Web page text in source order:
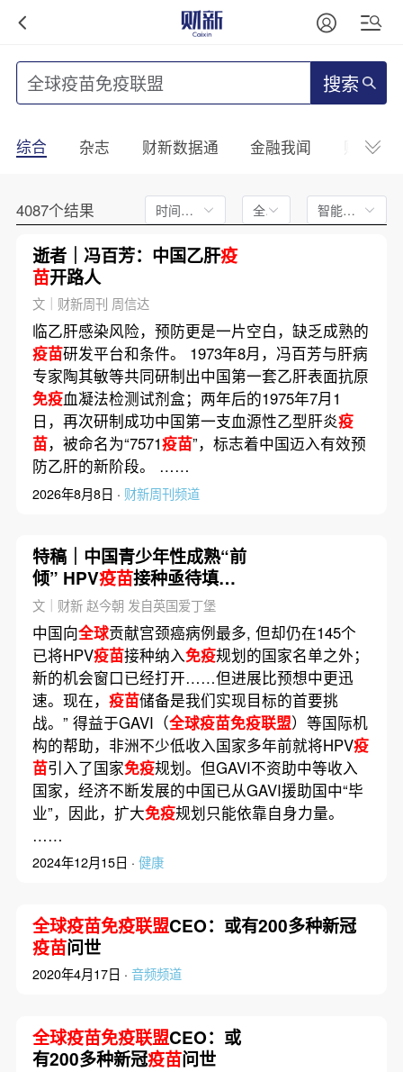
搜索
综合 杂志 财新数据通 金融我闻 财新
4087个结果 时间不限 全文 智能排序
逝者｜冯百芳：中国乙肝疫
苗开路人
文｜财新周刊 周信达
临乙肝感染风险，预防更是一片空白，缺乏成熟的
疫苗研发平台和条件。 1973年8月，冯百芳与肝病
专家陶其敏等共同研制出中国第一套乙肝表面抗原
免疫血凝法检测试剂盒；两年后的1975年7月1
日，再次研制成功中国第一支血源性乙型肝炎疫
苗，被命名为“7571疫苗”，标志着中国迈入有效预
防乙肝的新阶段。 ……
2026年8月8日 · 财新周刊频道
特稿｜中国青少年性成熟“前
倾” HPV疫苗接种亟待填补
鸿沟
文｜财新 赵今朝 发自英国爱丁堡
中国向全球贡献宫颈癌病例最多, 但却仍在145个
已将HPV疫苗接种纳入免疫规划的国家名单之外；
新的机会窗口已经打开……但进展比预想中更迅
速。现在， 疫苗储备是我们实现目标的首要挑
战。” 得益于GAVI（全球疫苗免疫联盟）等国际机
构的帮助，非洲不少低收入国家多年前就将HPV疫
苗引入了国家免疫规划。但GAVI不资助中等收入
国家，经济不断发展的中国已从GAVI援助国中“毕
业”，因此，扩大免疫规划只能依靠自身力量。
……
2024年12月15日 · 健康
全球疫苗免疫联盟CEO：或有200多种新冠
疫苗问世
2020年4月17日 · 音频频道
全球疫苗免疫联盟CEO：或
有200多种新冠疫苗问世